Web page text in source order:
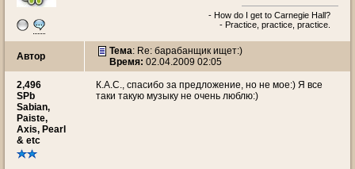
- How do I get to Carnegie Hall?
- Practice, practice, practice.
Автор Тема: Re: барабанщик ищет:)
Время: 02.04.2009 02:05
2,496
SPb
Sabian,
Paiste,
Axis, Pearl
& etc
К.А.С., спасибо за предложение, но не мое:) Я все
таки такую музыку не очень люблю:)